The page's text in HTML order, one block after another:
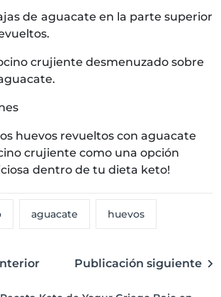
de aguacate en la parte superior
crujiente desmenuzado sobre
huevos revueltos con aguacate
crujiente como una opción
dentro de tu dieta keto!
aguacate huevos
Publicación siguiente